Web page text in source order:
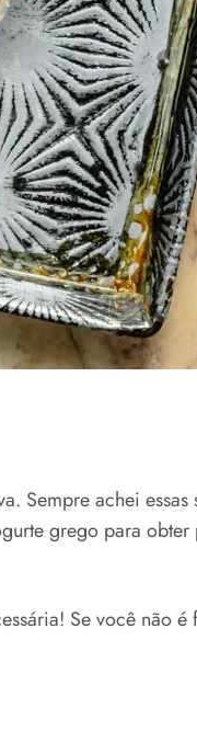
Sempre achei essas
grego para
Se você não é